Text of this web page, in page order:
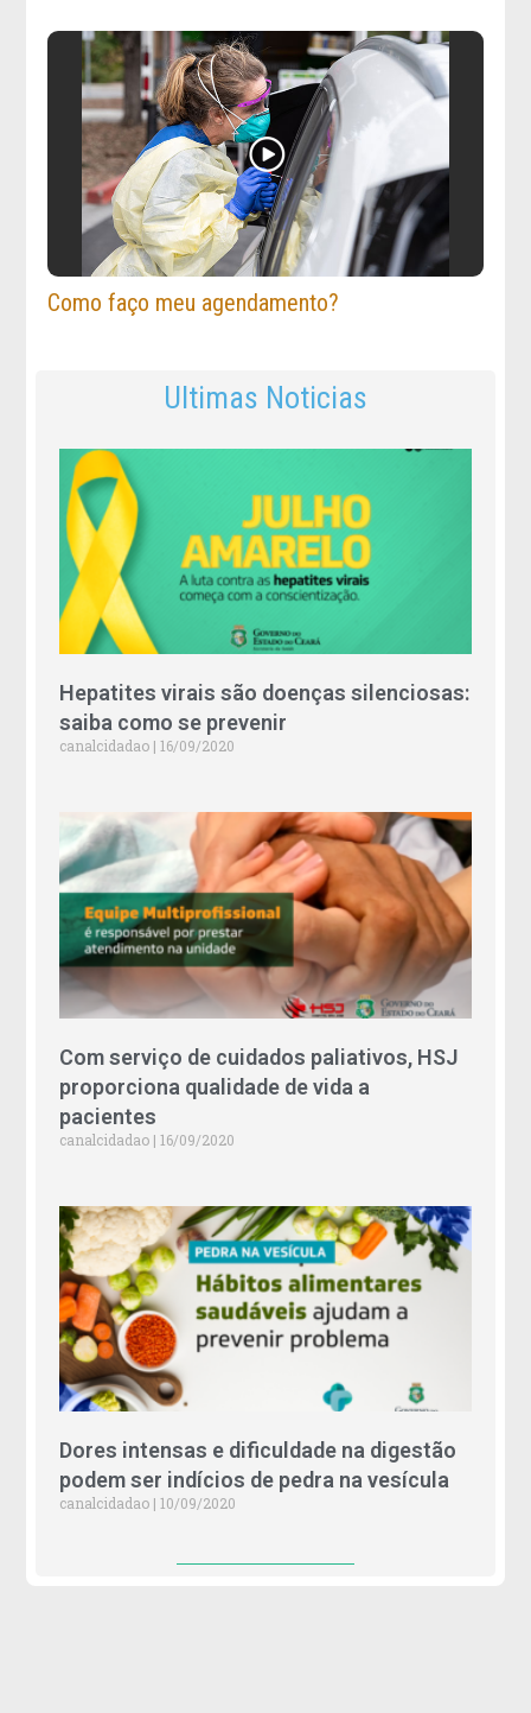
Como faço meu agendamento?
Ultimas Noticias
Hepatites virais são doenças silenciosas:
saiba como se prevenir
canalcidadao 16/09/2020
Com serviço de cuidados paliativos, HSJ
proporciona qualidade de vida a
pacientes
canalcidadao 16/09/2020
Dores intensas e dificuldade na digestão
podem ser indícios de pedra na vesícula
canalcidadao 10/09/2020